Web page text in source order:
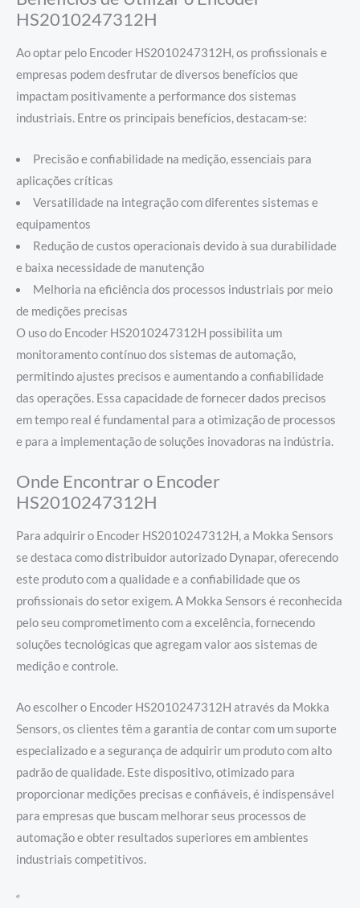
HS2010247312H
Ao optar pelo Encoder HS2010247312H, os profissionais e
empresas podem desfrutar de diversos benefícios que
impactam positivamente a performance dos sistemas
industriais. Entre os principais benefícios, destacam-se:
Precisão e confiabilidade na medição, essenciais para
aplicações críticas
Versatilidade na integração com diferentes sistemas e
equipamentos
Redução de custos operacionais devido à sua durabilidade
e baixa necessidade de manutenção
Melhoria na eficiência dos processos industriais por meio
de medições precisas
O uso do Encoder HS2010247312H possibilita um
monitoramento contínuo dos sistemas de automação,
permitindo ajustes precisos e aumentando a confiabilidade
das operações. Essa capacidade de fornecer dados precisos
em tempo real é fundamental para a otimização de processos
e para a implementação de soluções inovadoras na indústria.
Onde Encontrar o Encoder
HS2010247312H
Para adquirir o Encoder HS2010247312H, a Mokka Sensors
se destaca como distribuidor autorizado Dynapar, oferecendo
este produto com a qualidade e a confiabilidade que os
profissionais do setor exigem. A Mokka Sensors é reconhecida
pelo seu comprometimento com a excelência, fornecendo
soluções tecnológicas que agregam valor aos sistemas de
medição e controle.
Ao escolher o Encoder HS2010247312H através da Mokka
Sensors, os clientes têm a garantia de contar com um suporte
especializado e a segurança de adquirir um produto com alto
padrão de qualidade. Este dispositivo, otimizado para
proporcionar medições precisas e confiáveis, é indispensável
para empresas que buscam melhorar seus processos de
automação e obter resultados superiores em ambientes
industriais competitivos.
“